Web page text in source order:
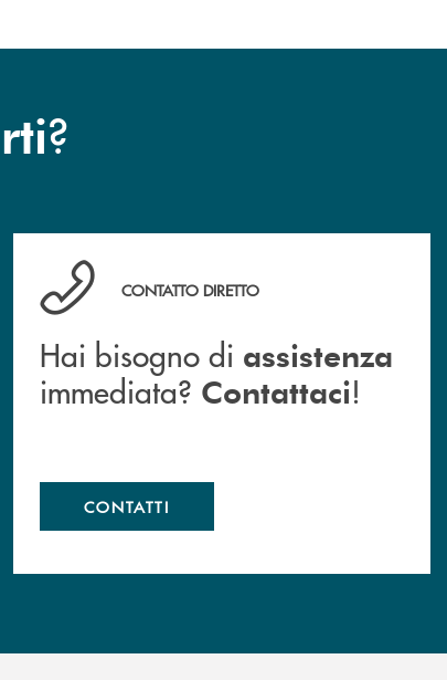
?
Hai bisogno di assistenza immediata? Contattaci !
CONTATTO DIRETTO
Hai bisogno di assistenza
immediata? Contattaci!
CONTATTI